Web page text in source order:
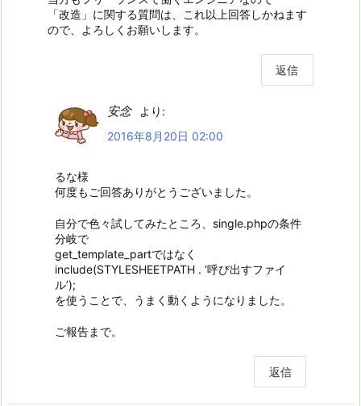
「改造」に関する質問は、これ以上回答しかねます
ので、よろしくお願いします。
返信
安念
より:
2016年8月20日 02:00
るな様
何度もご回答ありがとうございました。
自分で色々試してみたところ、single.phpの条件
分岐で
get_template_partではなく
include(STYLESHEETPATH . ‘呼び出すファイ
ル’);
を使うことで、うまく動くようになりました。
ご報告まで。
返信